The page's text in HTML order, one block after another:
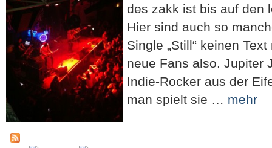
des zakk ist bis auf den
Hier sind auch so
Single „Still“ keinen
neue Fans also. Jupiter
Indie-Rocker aus der
man spielt sie … mehr